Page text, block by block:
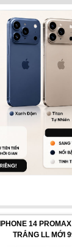
IPHONE 14
TRẮNG LL MỚI